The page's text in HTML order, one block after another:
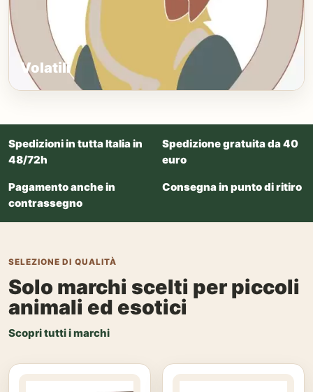
Volatili
Spedizioni in tutta Italia in
48/72h
Spedizione gratuita da 40
euro
Pagamento anche in
contrassegno
Consegna in punto di ritiro
SELEZIONE DI QUALITÀ
Solo marchi scelti per piccoli
animali ed esotici
Scopri tutti i marchi